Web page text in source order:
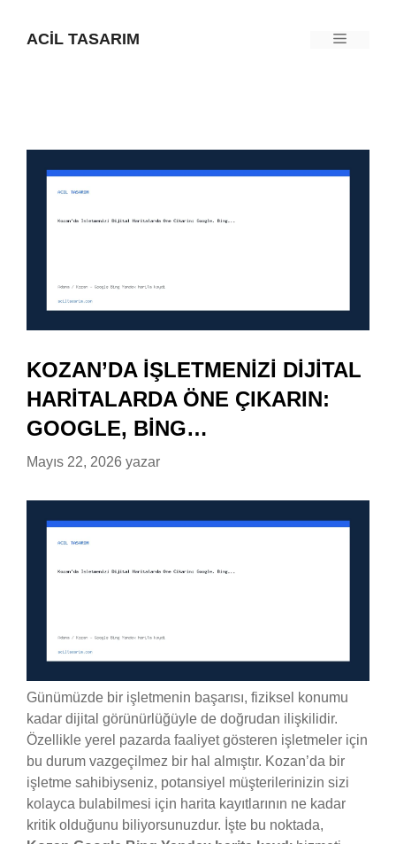
İçeriğeACIL TASARIM Menü
KOZAN’DA İŞLETMENIZI DIJITAL
HARITALARDA ÖNE ÇIKARIN:
GOOGLE, BING…
Mayıs 22, 2026 yazar
Günümüzde bir işletmenin başarısı, fiziksel konumu
kadar dijital görünürlüğüyle de doğrudan ilişkilidir.
Özellikle yerel pazarda faaliyet gösteren işletmeler için
bu durum vazgeçilmez bir hal almıştır. Kozan’da bir
işletme sahibiyseniz, potansiyel müşterilerinizin sizi
kolayca bulabilmesi için harita kayıtlarının ne kadar
kritik olduğunu biliyorsunuzdur. İşte bu noktada,